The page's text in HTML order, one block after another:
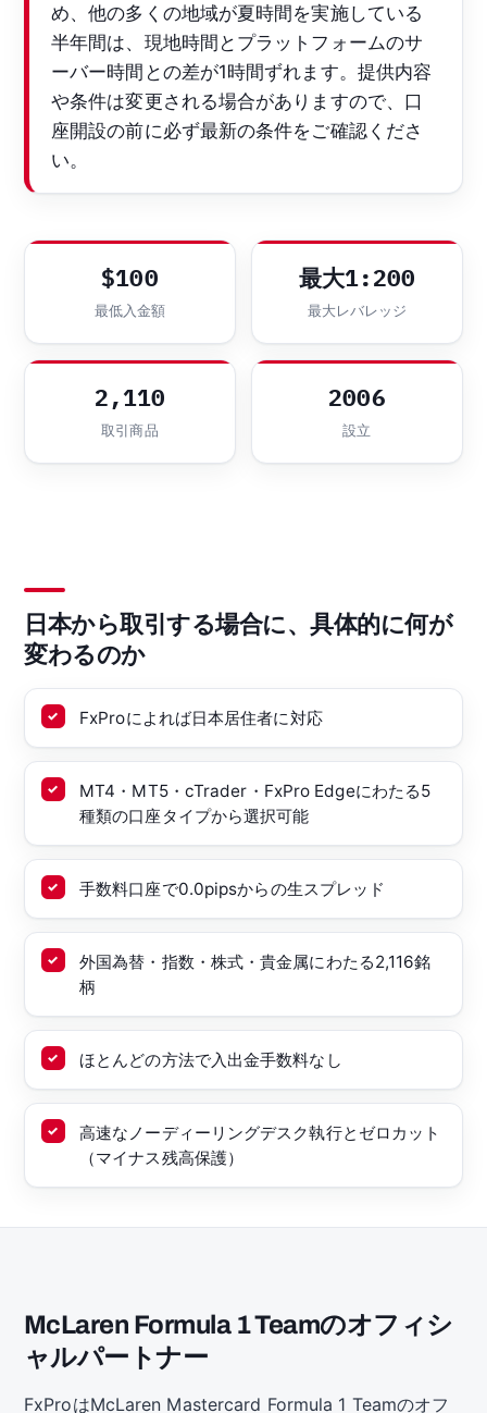
め、他の多くの地域が夏時間を実施している
半年間は、現地時間とプラットフォームのサ
ーバー時間との差が1時間ずれます。提供内容
や条件は変更される場合がありますので、口
座開設の前に必ず最新の条件をご確認くださ
い。
$100
最低入金額
最大1:200
最大レバレッジ
2,110
取引商品
2006
設立
日本から取引する場合に、具体的に何が
変わるのか
FxProによれば日本居住者に対応
MT4・MT5・cTrader・FxPro Edgeにわたる5
種類の口座タイプから選択可能
手数料口座で0.0pipsからの生スプレッド
外国為替・指数・株式・貴金属にわたる2,116銘
柄
ほとんどの方法で入出金手数料なし
高速なノーディーリングデスク執行とゼロカット
（マイナス残高保護）
McLaren Formula 1 Teamのオフィシ
ャルパートナー
FxProはMcLaren Mastercard Formula 1 Teamのオフ